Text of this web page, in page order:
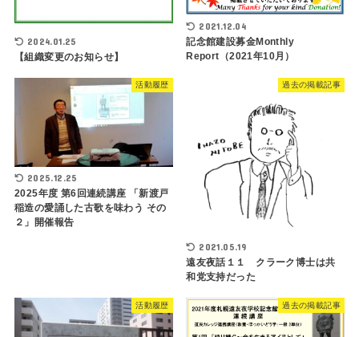
2024.01.25
【組織変更のお知らせ】
2021.12.04
記念館建設募金Monthly
Report（2021年10月）
活動履歴
2025.12.25
2025年度 第6回連続講座 「新渡戸
稲造の愛誦した古歌を味わう その
２」開催報告
過去の掲載記事
2021.05.19
遠友夜話１１ クラーク博士は共
和党支持だった
活動履歴 過去の掲載記事